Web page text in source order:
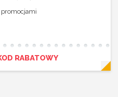
promocjami
RABATOWY